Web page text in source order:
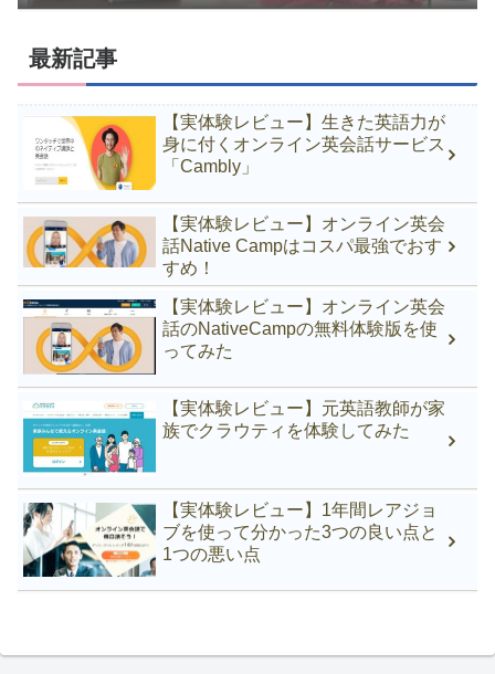
最新記事
【実体験レビュー】生きた英語力が
身に付くオンライン英会話サービス
「Cambly」
【実体験レビュー】オンライン英会
話Native Campはコスパ最強でおす
すめ！
【実体験レビュー】オンライン英会
話のNativeCampの無料体験版を使
ってみた
【実体験レビュー】元英語教師が家
族でクラウティを体験してみた
【実体験レビュー】1年間レアジョ
ブを使って分かった3つの良い点と
1つの悪い点